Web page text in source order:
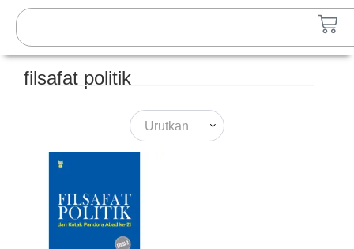
Lewati
konten
Search
filsafat politik
Urutkan